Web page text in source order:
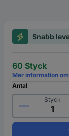
Snabb
60 Styck
Mer information
Antal
Styck